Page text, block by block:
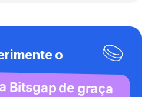
o
Bitsgap de graça